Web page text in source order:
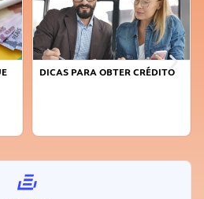
DICAS PARA OBTER CRÉDITO